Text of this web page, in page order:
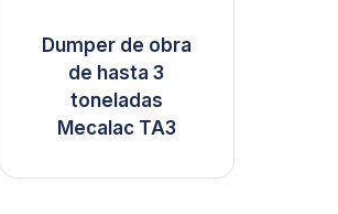
Dumper de obra
de hasta 3
toneladas
Mecalac TA3